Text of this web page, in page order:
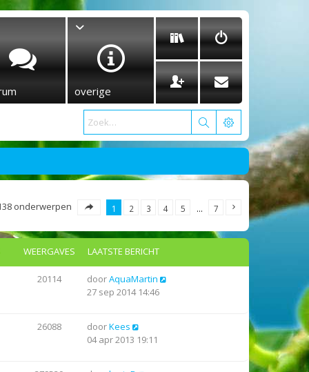
overige
onderwerpen 1 2 3 4 5 … 7
WEERGAVES LAATSTE BERICHT
20114 doorAquaMartin
27 sep 2014 14:46
26088 doorKees
04 apr 2013 19:11